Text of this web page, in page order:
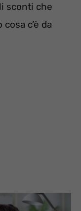
sconti che
c’è da